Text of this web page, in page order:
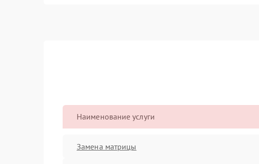
Наименование услуги
Замена матрицы